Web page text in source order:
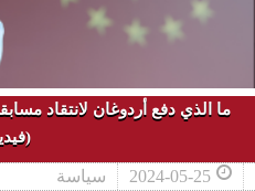
ما الذي دفع أردوغان لانتقاد
2024-05-25 سياسة